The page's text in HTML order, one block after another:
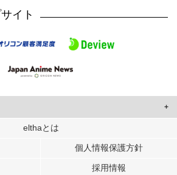
イト
用して、ユーザーに合わせたコンテンツや広告の
解析の各パートナーに提供しています。
elthaとは
個人情報保護方針
採用情報